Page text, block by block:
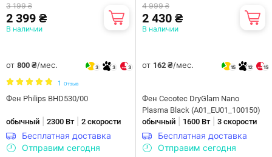
3 199 ₴
2 399 ₴
В наличии
от 800 ₴/мес. 3 3 3
1 Отзыв
Фен Philips BHD530/00
обычный 2300 Вт| 2 скорости
Бесплатная доставка
Отправим сегодня
4 999 ₴
2 430 ₴
В наличии
от 162 ₴/мес. 15 12 15
Фен Cecotec DryGlam Nano
Plasma Black (A01_EU01_100150)
обычный
1600 Вт| 3 скорости
Бесплатная доставка
Отправим сегодня